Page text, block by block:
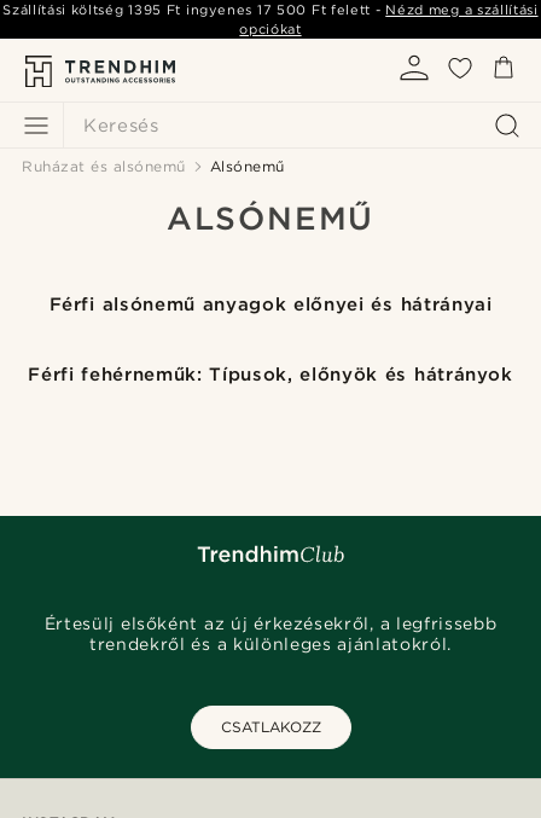
Keresés
Szállítási költség1395 Ft ingyenes 17 500 Ft felett - Nézd meg a szállítási
opciókat
Ruházat és alsónemű Alsónemű
ALSÓNEMŰ
Férfi alsónemű anyagok előnyei és hátrányai
Férfi fehérneműk: Típusok, előnyök és hátrányok
Értesülj elsőként az új érkezésekről, a legfrissebb
trendekről és a különleges ajánlatokról.
CSATLAKOZZ